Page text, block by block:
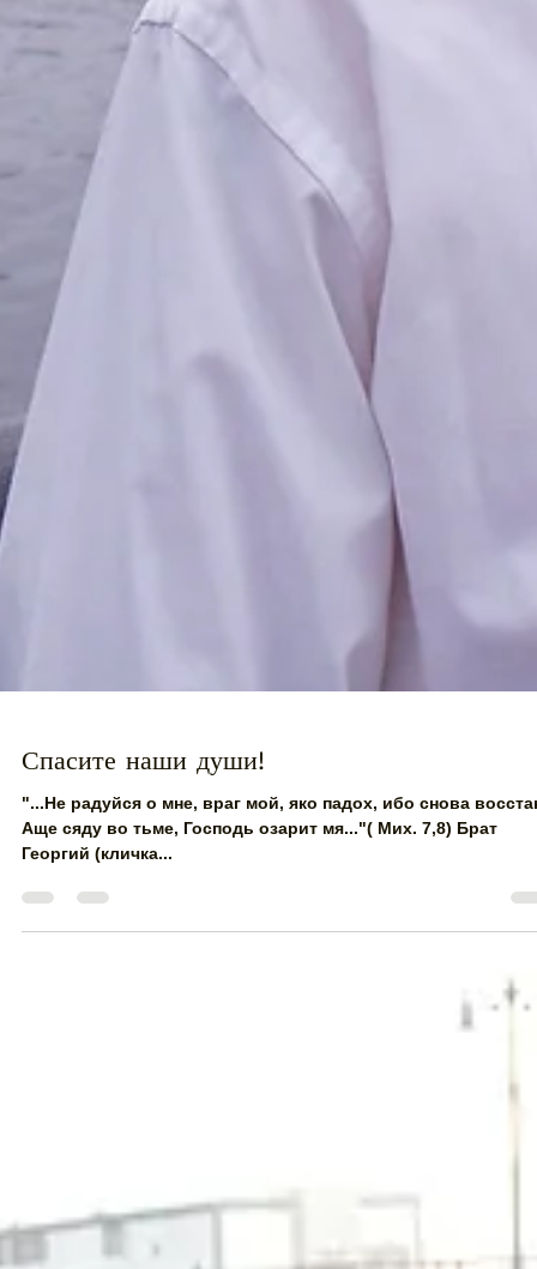
Спасите наши души!
"...Не радуйся о мне, враг мой, яко падох, ибо снова
Георгий (кличка...